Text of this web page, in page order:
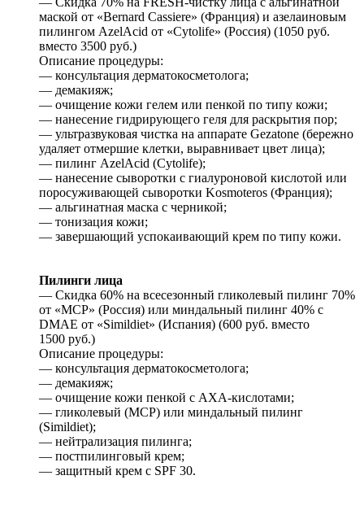
маской от «Bernard Cassiere» (Франция) и азелаиновым
пилингом AzelAcid от «Cytolife» (Россия) (1050 руб.
вместо 3500 руб.)
Описание процедуры:
— консультация дерматокосметолога;
— демакияж;
— очищение кожи гелем или пенкой по типу кожи;
— нанесение гидрирующего геля для раскрытия пор;
— ультразвуковая чистка на аппарате Gezatone (бережно
удаляет отмершие клетки, выравнивает цвет лица);
— пилинг AzelAcid (Cytolife);
— нанесение сыворотки с гиалуроновой кислотой или
поросуживающей сыворотки Kosmoteros (Франция);
— альгинатная маска с черникой;
— тонизация кожи;
— завершающий успокаивающий крем по типу кожи.
Пилинги лица
— Скидка 60% на всесезонный гликолевый пилинг 70%
от «МСР» (Россия) или миндальный пилинг 40% с
DMAE от «Simildiet» (Испания) (600 руб. вместо
1500 руб.)
Описание процедуры:
— консультация дерматокосметолога;
— демакияж;
— очищение кожи пенкой с AXA-кислотами;
— гликолевый (MCP) или миндальный пилинг
(Simildiet);
— нейтрализация пилинга;
— постпилинговый крем;
— защитный крем с SPF 30.